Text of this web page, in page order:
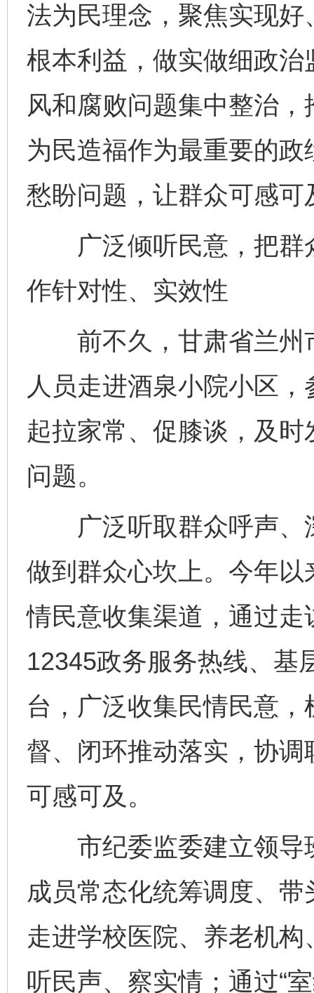
法为民理念，聚焦实现
根本利益，做实做细政
风和腐败问题集中整治
为民造福作为最重要的
愁盼问题，让群众可感可
广泛倾听民意，把群
作针对性、实效性
前不久，甘肃省兰州
人员走进酒泉小院小区
起拉家常、促膝谈，及
问题。
广泛听取群众呼声、
做到群众心坎上。今年
情民意收集渠道，通过
12345政务服务热线、基
台，广泛收集民情民意
督、闭环推动落实，协
可感可及。
市纪委监委建立领导
成员常态化统筹调度、
走进学校医院、养老机
听民声、察实情；通过“